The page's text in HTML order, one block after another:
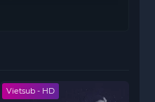
Cuối cùng, họ đã bắt
vật. Bộ phim lấy bối
hiện đại án đào trộm
của “tổ sư trộm
Vietsub - HD